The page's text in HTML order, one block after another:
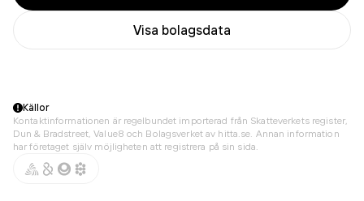
Visa bolagsdata
Källor
Kontaktinformationen är regelbundet importerad från Skatteverkets register,
Dun & Bradstreet, Value8 och Bolagsverket av hitta.se. Annan information
har företaget själv möjligheten att registrera på sin sida.